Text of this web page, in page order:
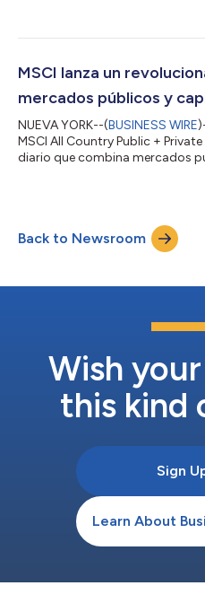
agosto de 2026. Como parte
mostró avances al alinearse
MSCI lanza un
mercados públicos y
NUEVA YORK--(BUSINESS WIRE
MSCI All Country Public +
diario que combina mercados
capital y medir el rendimiento
contexto donde los mercados
más en carteras de inve...
Back to Newsroom
Wish
this kind
Sign
Learn About